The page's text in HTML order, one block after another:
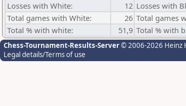
Losses with White:
12 Losses with
Total games with White:
26 Total games
Total % with white:
51,9 Total % with
Chess-Tournament-Results-Server© 2006-2026 Heinz
Legal details/Terms of use